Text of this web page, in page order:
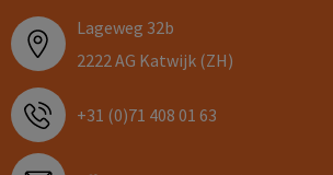
Lageweg 32b
2222 AG Katwijk (ZH)
+31 (0)71 408 01 63